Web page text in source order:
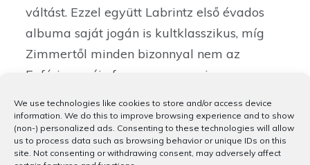
We use technologies like cookies to store and/or access device
information. We do this to improve browsing experience and to show
(non-) personalized ads. Consenting to these technologies will allow
us to process data such as browsing behavior or unique IDs on this
site. Not consenting or withdrawing consent, may adversely affect
váltást. Ezzel együtt Labrintz első évados
albuma saját jogán is kultklasszikus, míg
Zimmertől minden bizonnyal nem az
Eufória zenéje fog megmarasni az
Az első évad a lilás-kékes színárnyalataival,